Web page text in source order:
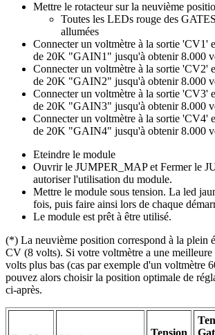
Mettre le rotacteur sur la neuvième
Toutes les LEDs rouge des
allumées
Connecter un voltmètre à la sortie 'CV1'
de 20K "GAIN1" jusqu'à obtenir 8.000
Connecter un voltmètre à la sortie 'CV2'
de 20K "GAIN2" jusqu'à obtenir 8.000
Connecter un voltmètre à la sortie 'CV3'
de 20K "GAIN3" jusqu'à obtenir 8.000
Connecter un voltmètre à la sortie 'CV4'
de 20K "GAIN4" jusqu'à obtenir 8.000
Eteindre le module
Ouvrir le JUMPER_MAP et Fermer le
autoriser l'utilisation du module.
Mettre le module sous tension. La led
fois, puis faire ainsi lors de chaque
Le module est prêt à être utilisé.
(*) La neuvième position correspond à la plein
CV (8 volts). Si votre voltmètre a une meilleure
volts plus bas (cas par exemple d'un voltmètre
pouvez alors choisir la position optimale de
ci-après.